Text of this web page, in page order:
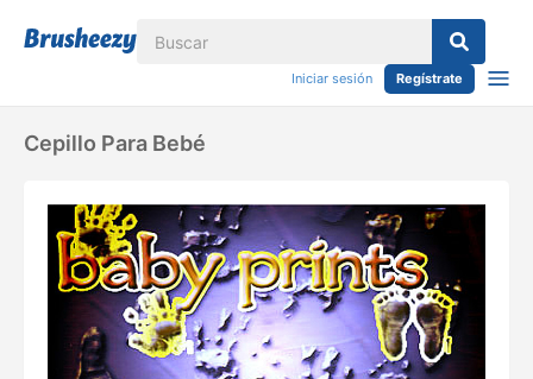
Iniciar sesión Regístrate
Cepillo Para Bebé